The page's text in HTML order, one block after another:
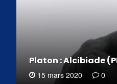
Platon : Alcibiade
15 mars 2020 0